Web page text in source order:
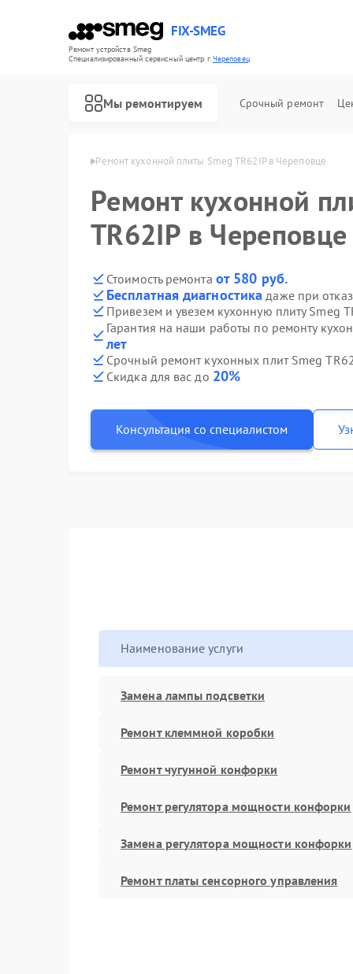
FIX-SMEG
Ремонт устройств Smeg
Специализированный cервисный центр г.Череповец
Мы ремонтируем Срочный ремонт
Smeg в Череповце Ремонт кухонной плиты Smeg TR62IP в Череповце
Ремонт кухонной
TR62IP в Череповце
Стоимость ремонта от 580 руб.
Бесплатная диагностика даже при
Привезем и увезем кухонную плиту Smeg
Гарантия на наши работы по ремонту
лет
Срочный ремонт кухонных плит Smeg
Скидка для вас до 20%
Консультация со специалистом
Наименование услуги
Замена лампы подсветки
Ремонт клеммной коробки
Ремонт чугунной конфорки
Ремонт регулятора мощности конфорки
Замена регулятора мощности конфорки
Ремонт платы сенсорного управления